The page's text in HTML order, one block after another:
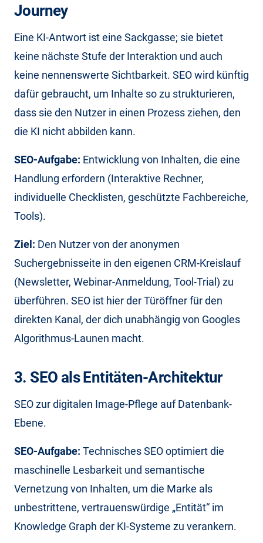
Journey
Eine KI-Antwort ist eine Sackgasse; sie bietet
keine nächste Stufe der Interaktion und auch
keine nennenswerte Sichtbarkeit. SEO wird künftig
dafür gebraucht, um Inhalte so zu strukturieren,
dass sie den Nutzer in einen Prozess ziehen, den
die KI nicht abbilden kann.
SEO-Aufgabe: Entwicklung von Inhalten, die eine
Handlung erfordern (Interaktive Rechner,
individuelle Checklisten, geschützte Fachbereiche,
Tools).
Ziel: Den Nutzer von der anonymen
Suchergebnisseite in den eigenen CRM-Kreislauf
(Newsletter, Webinar-Anmeldung, Tool-Trial) zu
überführen. SEO ist hier der Türöffner für den
direkten Kanal, der dich unabhängig von Googles
Algorithmus-Launen macht.
3. SEO als Entitäten-Architektur
SEO zur digitalen Image-Pflege auf Datenbank-
Ebene.
SEO-Aufgabe: Technisches SEO optimiert die
maschinelle Lesbarkeit und semantische
Vernetzung von Inhalten, um die Marke als
unbestrittene, vertrauenswürdige „Entität“ im
Knowledge Graph der KI-Systeme zu verankern.